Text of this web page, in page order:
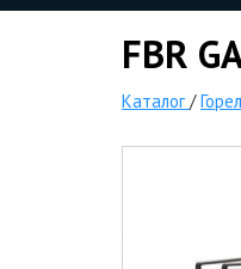
FBR
Каталог /